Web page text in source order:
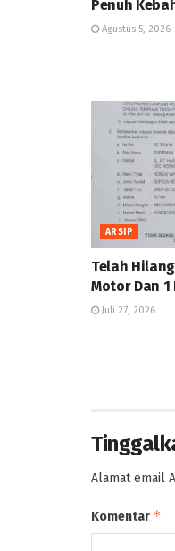
Penuh
Agustus 5, 2026
ARSIP
Telah
Motor Dan 1
Juli 27, 2026
Alamat email
Komentar *